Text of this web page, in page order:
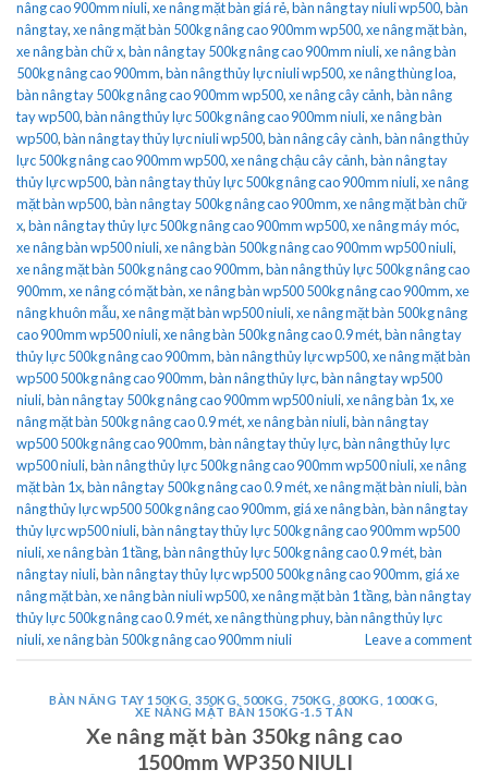
nâng cao 900mm niuli,xe nâng mặt bàn giá rẻ,bàn nâng tay niuli wp500,bàn
nâng tay,xe nâng mặt bàn 500kg nâng cao 900mm wp500,xe nâng mặt bàn,
xe nâng bàn chữ x,bàn nâng tay 500kg nâng cao 900mm niuli,xe nâng bàn
500kg nâng cao 900mm,bàn nâng thủy lực niuli wp500,xe nâng thùng loa,
bàn nâng tay 500kg nâng cao 900mm wp500,xe nâng cây cảnh,bàn nâng
tay wp500,bàn nâng thủy lực 500kg nâng cao 900mm niuli,xe nâng bàn
wp500,bàn nâng tay thủy lực niuli wp500,bàn nâng cây cành,bàn nâng thủy
lực 500kg nâng cao 900mm wp500,xe nâng chậu cây cảnh,bàn nâng tay
thủy lực wp500,bàn nâng tay thủy lực 500kg nâng cao 900mm niuli,xe nâng
mặt bàn wp500,bàn nâng tay 500kg nâng cao 900mm,xe nâng mặt bàn chữ
x,bàn nâng tay thủy lực 500kg nâng cao 900mm wp500,xe nâng máy móc,
xe nâng bàn wp500 niuli,xe nâng bàn 500kg nâng cao 900mm wp500 niuli,
xe nâng mặt bàn 500kg nâng cao 900mm,bàn nâng thủy lực 500kg nâng cao
900mm,xe nâng có mặt bàn,xe nâng bàn wp500 500kg nâng cao 900mm,xe
nâng khuôn mẫu,xe nâng mặt bàn wp500 niuli,xe nâng mặt bàn 500kg nâng
cao 900mm wp500 niuli,xe nâng bàn 500kg nâng cao 0.9 mét,bàn nâng tay
thủy lực 500kg nâng cao 900mm,bàn nâng thủy lực wp500,xe nâng mặt bàn
wp500 500kg nâng cao 900mm,bàn nâng thủy lực,bàn nâng tay wp500
niuli,bàn nâng tay 500kg nâng cao 900mm wp500 niuli,xe nâng bàn 1x,xe
nâng mặt bàn 500kg nâng cao 0.9 mét,xe nâng bàn niuli,bàn nâng tay
wp500 500kg nâng cao 900mm,bàn nâng tay thủy lực,bàn nâng thủy lực
wp500 niuli,bàn nâng thủy lực 500kg nâng cao 900mm wp500 niuli,xe nâng
mặt bàn 1x,bàn nâng tay 500kg nâng cao 0.9 mét,xe nâng mặt bàn niuli,bàn
nâng thủy lực wp500 500kg nâng cao 900mm, giá xe nâng bàn,bàn nâng tay
thủy lực wp500 niuli,bàn nâng tay thủy lực 500kg nâng cao 900mm wp500
niuli,xe nâng bàn 1 tầng,bàn nâng thủy lực 500kg nâng cao 0.9 mét,bàn
nâng tay niuli,bàn nâng tay thủy lực wp500 500kg nâng cao 900mm, giá xe
nâng mặt bàn,xe nâng bàn niuli wp500,xe nâng mặt bàn 1 tầng,bàn nâng tay
thủy lực 500kg nâng cao 0.9 mét,xe nâng thùng phuy,bàn nâng thủy lực
niuli,xe nâng bàn 500kg nâng cao 900mm niuli Leave a comment
BÀN NÂNG TAY 150KG, 350KG, 500KG, 750KG, 800KG, 1000KG
XE NÂNG MẶT BÀN 150KG-1.5 TẤN
Xe nâng mặt bàn 350kg nâng cao
1500mm WP350 NIULI